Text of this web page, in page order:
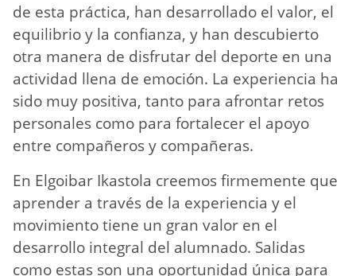
de esta práctica, han desarrollado el valor, el
equilibrio y la confianza, y han descubierto
otra manera de disfrutar del deporte en una
actividad llena de emoción. La experiencia ha
sido muy positiva, tanto para afrontar retos
personales como para fortalecer el apoyo
entre compañeros y compañeras.
En Elgoibar Ikastola creemos firmemente que
aprender a través de la experiencia y el
movimiento tiene un gran valor en el
desarrollo integral del alumnado. Salidas
como estas son una oportunidad única para